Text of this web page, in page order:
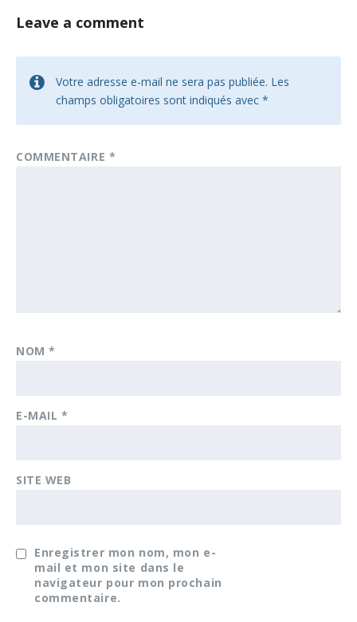
Leave a comment
Votre adresse e-mail ne sera pas publiée. Les
champs obligatoires sont indiqués avec *
COMMENTAIRE *
NOM*
E-MAIL *
SITE WEB
Enregistrer mon nom, mon e-
mail et mon site dans le
navigateur pour mon prochain
commentaire.